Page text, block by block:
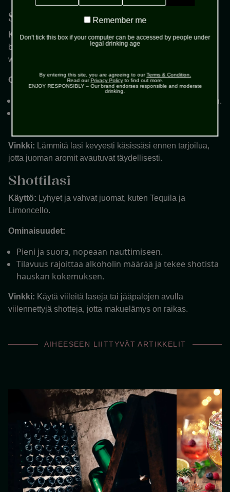
Snifter / brandy-lasi
Käyttö:Vahvat ja aromaattiset juomat, kuten konjakki,
brandy tai talviset lämpimät cocktailit, esimerkiksi mulled
wine tarjoiltuna pienessä lasissa.
Ominaisuudet:
Pyöreä ja leveä pohja keskittyy aromit lasin yläosaan.
Vinkki: Lämmitä lasi kevyesti käsissäsi ennen tarjoilua,
jotta juoman aromit avautuvat täydellisesti.
Shottilasi
Käyttö: Lyhyet ja vahvat juomat, kuten Tequila ja
Limoncello.
Ominaisuudet:
Pieni ja suora, nopeaan nauttimiseen.
Tilavuus rajoittaa alkoholin määrää ja tekee shotista
hauskan kokemuksen.
Vinkki: Käytä viileitä laseja tai jääpalojen avulla
viilennettyjä shotteja, jotta makuelämys on raikas.
AIHEESEEN LIITTYVÄT ARTIKKELIT
Remember
Remember me
Don't tick this box if your computer can be accessed by people under
legal drinking age
By entering this site, you are agreeing to ourTerms & Condition.
Read our Privacy Policyto find out more.
ENJOY RESPONSIBLY – Our brand endorses responsible and moderate
drinking.